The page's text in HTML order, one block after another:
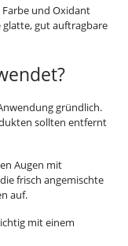
Farbe und Oxidant
gut auftragbare
gründlich.
sollten entfernt
Augen mit
frisch angemischte
auf.
mit einem